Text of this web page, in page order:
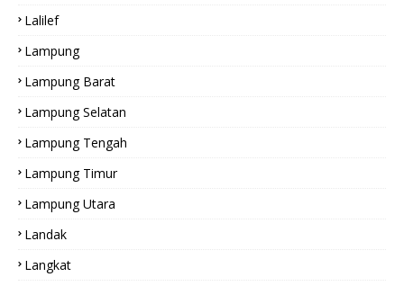
Lalilef
Lampung
Lampung Barat
Lampung Selatan
Lampung Tengah
Lampung Timur
Lampung Utara
Landak
Langkat